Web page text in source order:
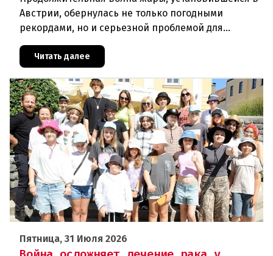
Австрии, обернулась не только погодными
рекордами, но и серьезной проблемой для
рост случаев заражения легионел
Читать далее
Пятница, 31 Июля 2026